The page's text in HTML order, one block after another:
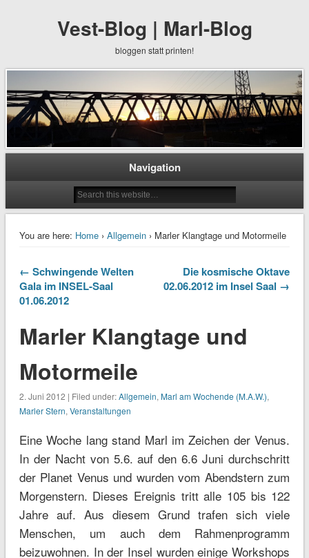
Vest-Blog | Marl-Blog
bloggen statt printen!
Navigation
You are here: Home› Allgemein› Marler Klangtage und Motormeile
← Schwingende Welten
Gala im INSEL-Saal
01.06.2012
Die kosmische Oktave
02.06.2012 im Insel Saal →
Marler Klangtage und
Motormeile
2. Juni 2012 | Filed under:Allgemein, Marl am Wochende (M.A.W.),
Marler Stern, Veranstaltungen
Eine Woche lang stand Marl im Zeichen der Venus.
In der Nacht von 5.6. auf den 6.6 Juni durchschritt
der Planet Venus und wurden vom Abendstern zum
Morgenstern. Dieses Ereignis tritt alle 105 bis 122
Jahre auf. Aus diesem Grund trafen sich viele
Menschen, um auch dem Rahmenprogramm
beizuwohnen. In der Insel wurden einige Workshops